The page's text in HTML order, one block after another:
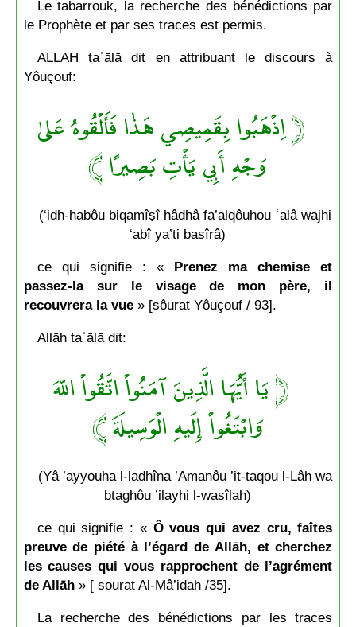
Le tabarrouk, la recherche des bénédictions par
le Prophète et par ses traces est permis.
ALLAH taʿālā dit en attribuant le discours à
Yôuçouf:
﴿ اِذْهَبُوا بِقَمِيصِي هَذٰا فَأَلْقُوهُ عَلىٰ
وَجْهِ أَبِي يَأْتِ بَصِيرًا ﴾
(‘idh-habôu biqamîṣî hâdhâ fa’alqôuhou ʿalâ wajhi
‘abî ya’ti baṣîrâ)
ce qui signifie : « Prenez ma chemise et
passez-la sur le visage de mon père, il
recouvrera la vue» [sôurat Yôuçouf / 93].
Allāh taʿālā dit:
﴿ يَا أَيُّهَا الَّذِينَ آمَنُواْ اتَّقُواْ اللّهَ
وَابْتَغُواْ إِلَيهِ الْوَسِيلَةَ ﴾
(Yâ ’ayyouha l-ladhîna ’Amanôu ’it-taqou l-Lâh wa
btaghôu ’ilayhi l-wasîlah)
ce qui signifie : « Ô vous qui avez cru, faîtes
preuve de piété à l’égard de Allāh, et cherchez
les causes qui vous rapprochent de l’agrément
de Allāh» [ sourat Al-Mâ’idah /35].
La recherche des bénédictions par les traces